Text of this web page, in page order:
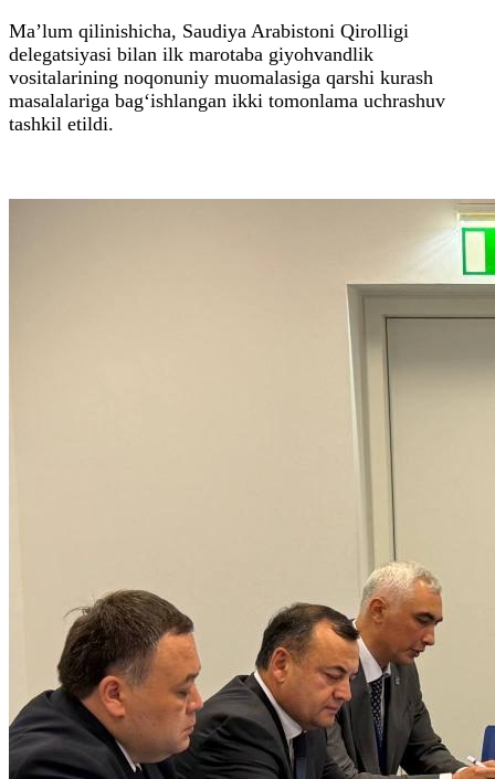
Ma’lum qilinishicha, Saudiya Arabistoni Qirolligi
delegatsiyasi bilan ilk marotaba giyohvandlik
vositalarining noqonuniy muomalasiga qarshi kurash
masalalariga bag‘ishlangan ikki tomonlama uchrashuv
tashkil etildi.